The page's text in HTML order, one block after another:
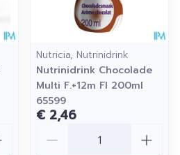
Nutricia, Nutrinidrink
Nutrinidrink Chocolade
Multi F.+12m Fl 200ml
65599
€ 2,46